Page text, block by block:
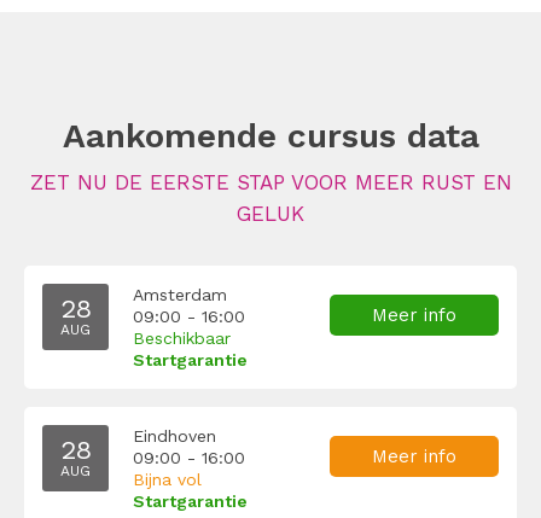
Aankomende cursus data
ZET NU DE EERSTE STAP VOOR MEER RUST EN
GELUK
28
AUG
Amsterdam
09:00 - 16:00
Beschikbaar
Startgarantie
Meer info
28
AUG
Eindhoven
09:00 - 16:00
Bijna vol
Startgarantie
Meer info